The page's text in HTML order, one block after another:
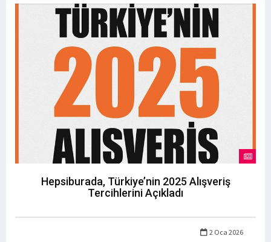
Hepsiburada, Türkiye’nin 2025 Alışveriş
Tercihlerini Açıkladı
2 Oca 2026